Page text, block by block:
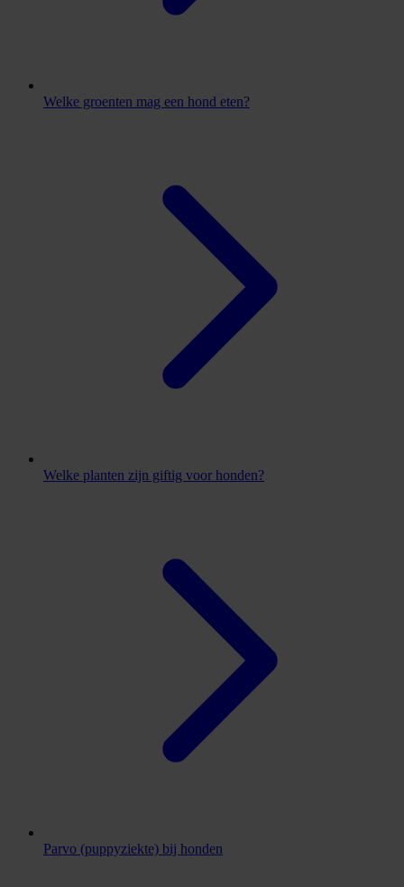
Welke groenten mag een hond eten?
Welke planten zijn giftig voor honden?
Parvo (puppyziekte) bij honden